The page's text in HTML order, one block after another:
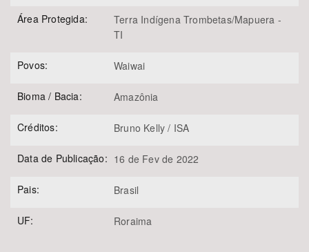
Área Protegida:
Terra Indígena Trombetas/Mapuera -
TI
Povos: Waiwai
Bioma / Bacia: Amazônia
Créditos: Bruno Kelly / ISA
Data de Publicação: 16 de Fev de 2022
Pais: Brasil
UF: Roraima